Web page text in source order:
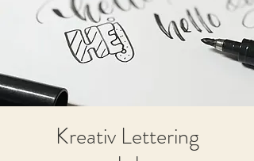
Kreativ Lettering